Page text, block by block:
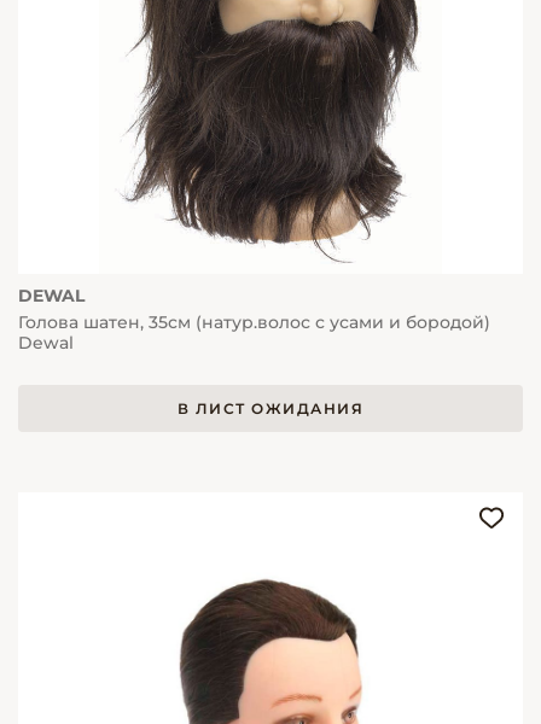
DEWAL
Голова шатен, 35см (натур.волос с усами и бородой)
Dewal
В ЛИСТ ОЖИДАНИЯ